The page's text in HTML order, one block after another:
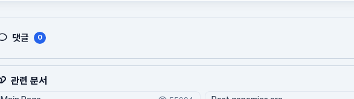
댓글 0
관련 문서